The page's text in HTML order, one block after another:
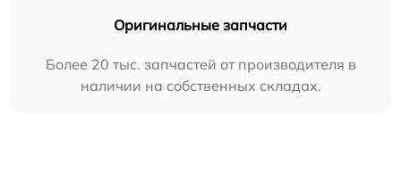
Оригинальные запчасти
Более 20 тыс. запчастей от производителя в
наличии на собственных складах.